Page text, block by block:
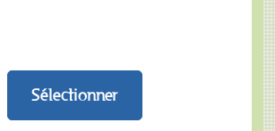
Sélectionner